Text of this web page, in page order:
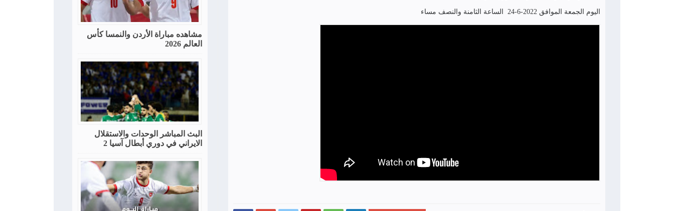
اليوم الجمعة الموافق 2022-6-24 الساعة الثامنة والنصف مساء
مشاهده مباراة الأردن والنمسا كأس
العالم 2026
البث المباشر الوحدات والاستقلال
الايراني في دوري أبطال آسيا 2